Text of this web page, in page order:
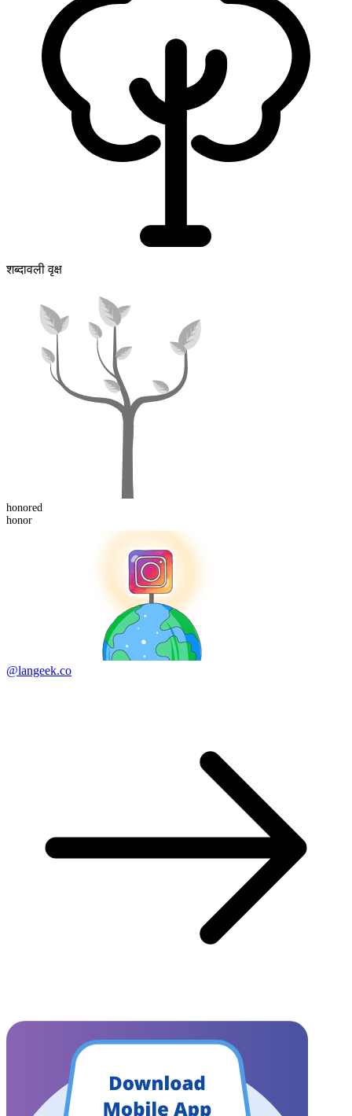
शब्दावली वृक्ष
honored
honor
@langeek.co